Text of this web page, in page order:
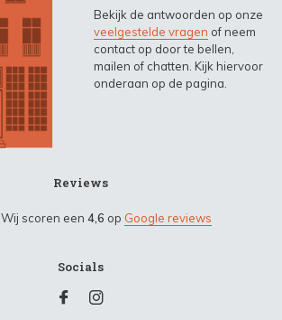
Bekijk de antwoorden op onze
veelgestelde vragen of neem
contact op door te bellen,
mailen of chatten. Kijk hiervoor
onderaan op de pagina.
Reviews
Wij scoren een 4,6 op Google reviews
Socials